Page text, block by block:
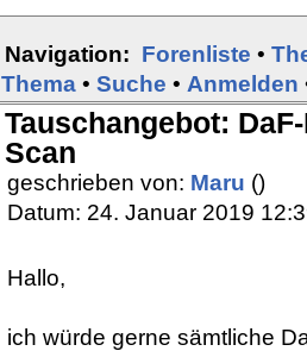
Navigation: Forenliste •
Thema • Suche • Anmelden
Tauschangebot:
Scan
geschrieben von: Maru ()
Datum: 24. Januar 2019
Hallo,
ich würde gerne sämtliche